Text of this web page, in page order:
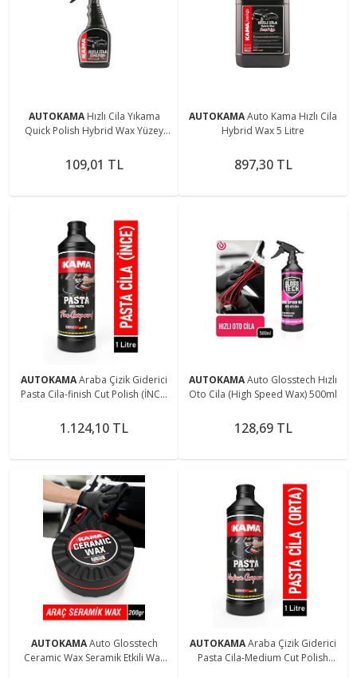
AUTOKAMAHızlı Cila Yıkama
Quick Polish Hybrid Wax Yüzey
109,01 TL
AUTOKAMAAuto Kama Hızlı Cila
Hybrid Wax 5 Litre
897,30 TL
AUTOKAMAAraba Çizik Giderici
Pasta Cila-finish Cut Polish (İNCE)
1.124,10 TL
AUTOKAMAAuto Glosstech Hızlı
Oto Cila (High Speed Wax) 500ml
128,69 TL
AUTOKAMAAuto Glosstech
Ceramic Wax Seramik Etkili Wax
AUTOKAMAAraba Çizik Giderici
Pasta Cila-Medium Cut Polish